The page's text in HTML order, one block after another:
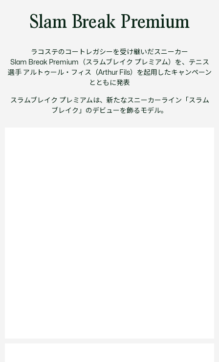
Slam Break Premium
ラコステのコートレガシーを受け継いだスニーカー
Slam Break Premium（スラムブレイク プレミアム）を、テニス
選手 アルトゥール・フィス（Arthur Fils）を起用したキャンペーン
とともに発表
スラムブレイク プレミアムは、新たなスニーカーライン「スラム
ブレイク」のデビューを飾るモデル。